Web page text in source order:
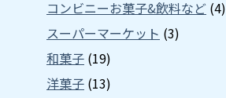
コンビニーお菓子&飲料など (4)
スーパーマーケット (3)
和菓子 (19)
洋菓子 (13)